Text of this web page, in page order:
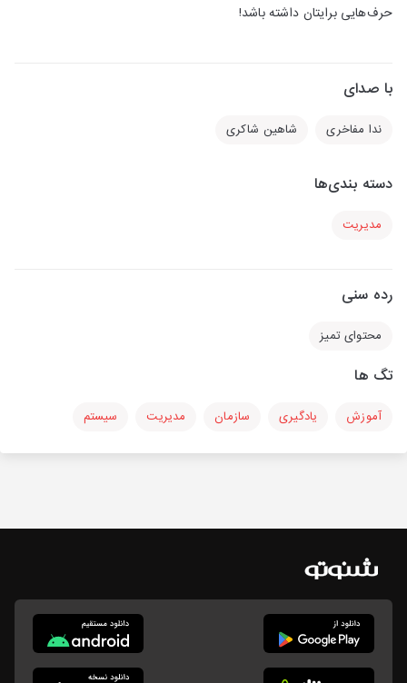
حرف‌هایی برایتان داشته باشد!
با صدای
ندا مفاخری شاهین شاکری
دسته بندی‌ها
مدیریت
رده سنی
محتوای تمیز
تگ ها
آموزش یادگیری سازمان مدیریت سیستم